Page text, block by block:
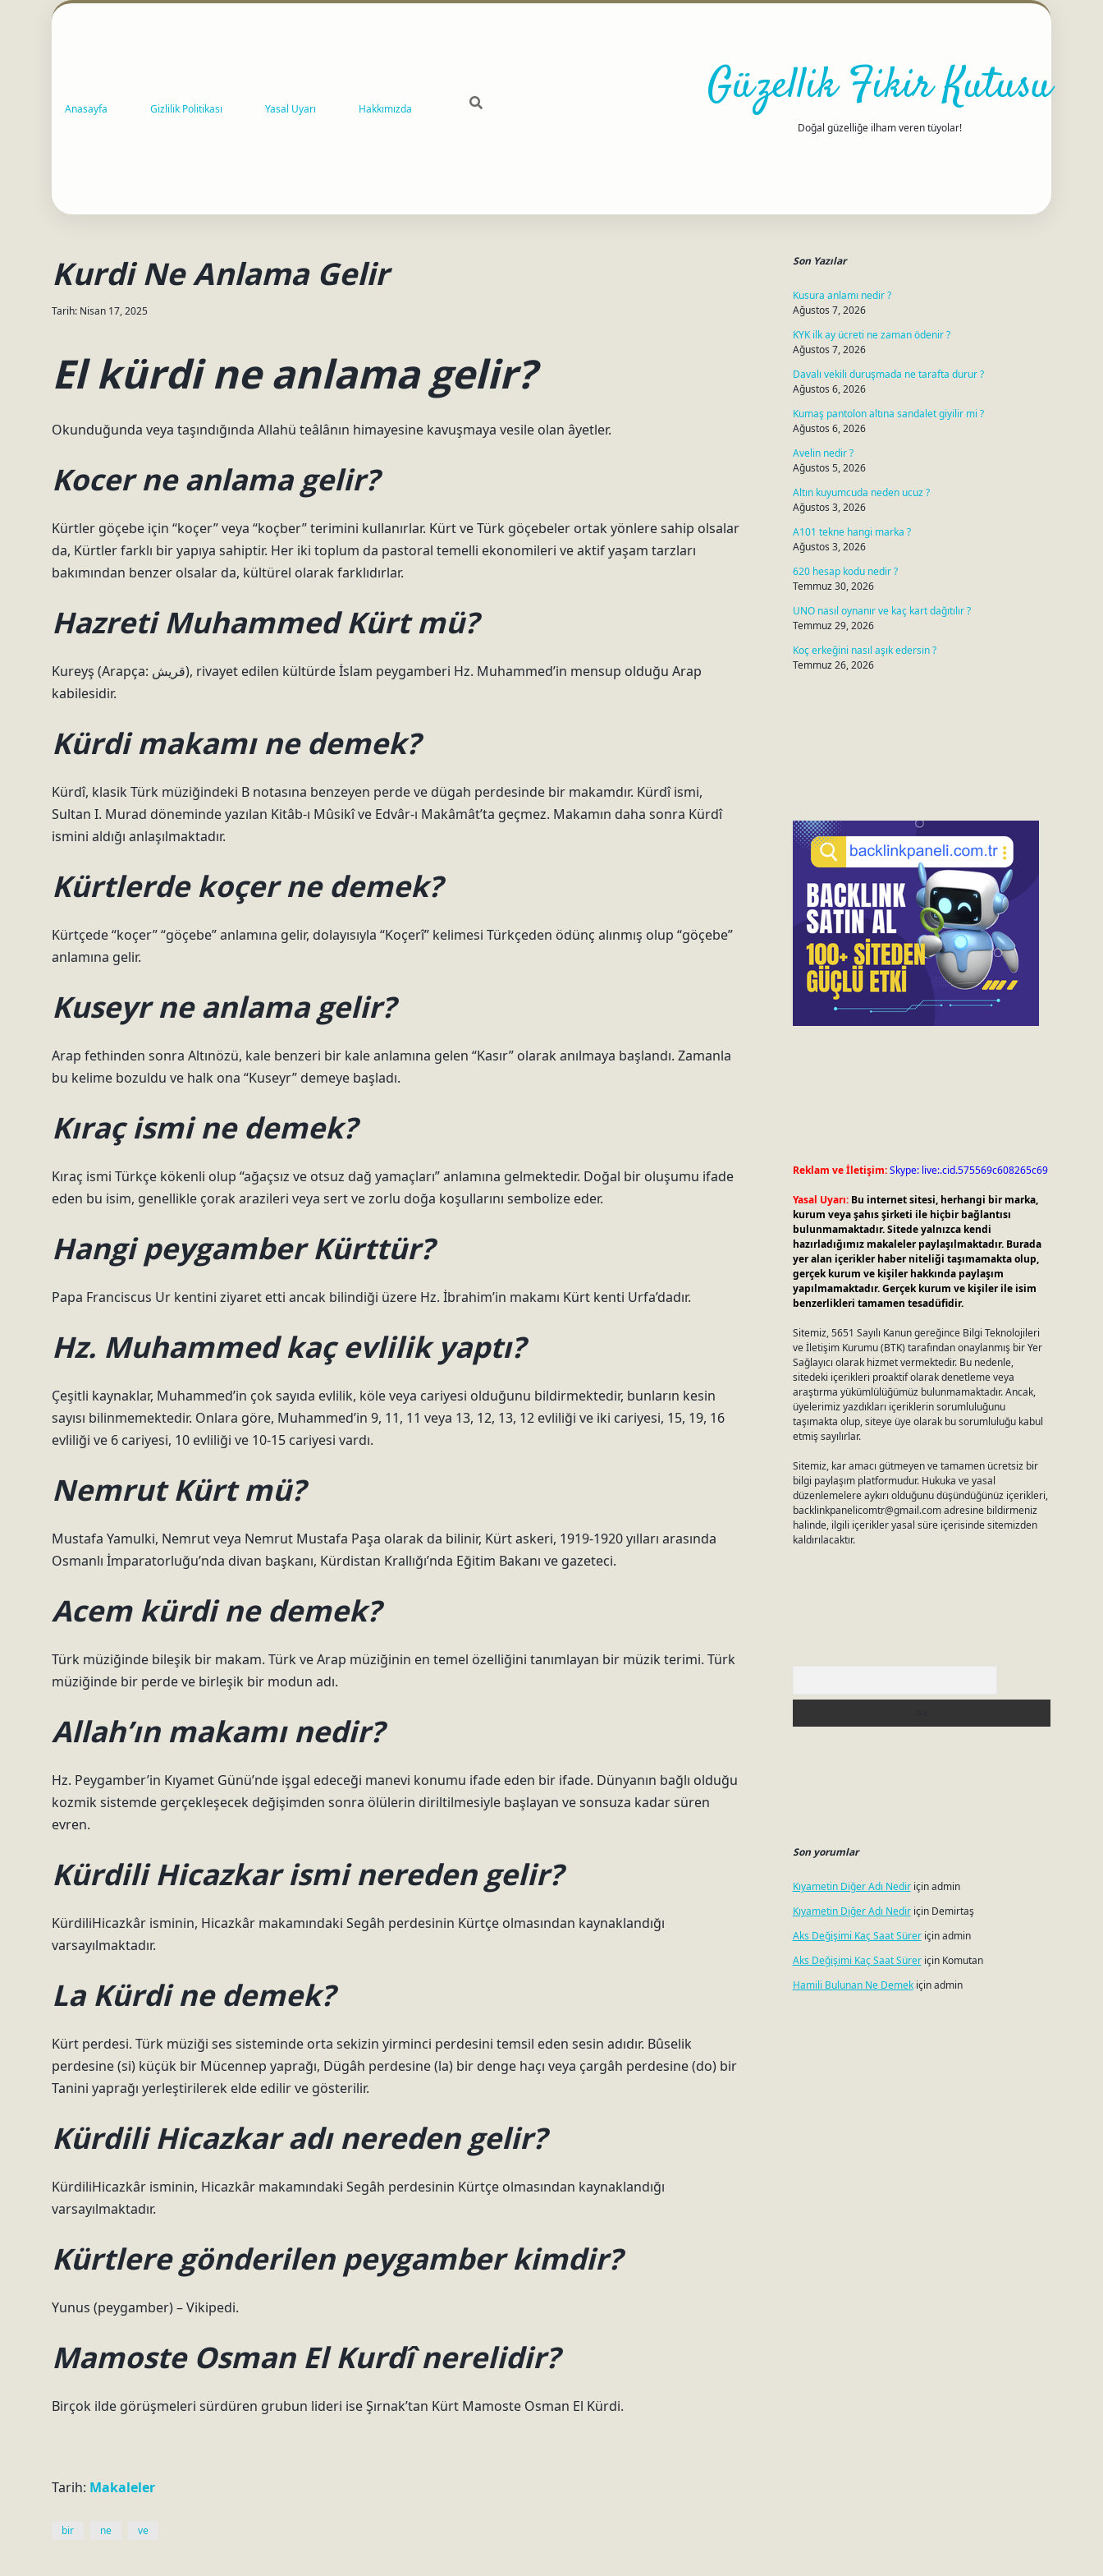
Anasayfa Gizlilik Politikası Yasal Uyarı Hakkımızda Güzellik Fikir Kutusu
Doğal güzelliğe ilham veren tüyolar!
Kurdi Ne Anlama Gelir
Tarih: Nisan 17, 2025
El kürdi ne anlama gelir?
Okunduğunda veya taşındığında Allahü teâlânın himayesine kavuşmaya vesile olan âyetler.
Kocer ne anlama gelir?
Kürtler göçebe için “koçer” veya “koçber” terimini kullanırlar. Kürt ve Türk göçebeler ortak yönlere sahip olsalar
da, Kürtler farklı bir yapıya sahiptir. Her iki toplum da pastoral temelli ekonomileri ve aktif yaşam tarzları
bakımından benzer olsalar da, kültürel olarak farklıdırlar.
Hazreti Muhammed Kürt mü?
Kureyş (Arapça: قريش), rivayet edilen kültürde İslam peygamberi Hz. Muhammed’in mensup olduğu Arap
kabilesidir.
Kürdi makamı ne demek?
Kürdî, klasik Türk müziğindeki B notasına benzeyen perde ve dügah perdesinde bir makamdır. Kürdî ismi,
Sultan I. Murad döneminde yazılan Kitâb-ı Mûsikî ve Edvâr-ı Makâmât’ta geçmez. Makamın daha sonra Kürdî
ismini aldığı anlaşılmaktadır.
Kürtlerde koçer ne demek?
Kürtçede “koçer” “göçebe” anlamına gelir, dolayısıyla “Koçerî” kelimesi Türkçeden ödünç alınmış olup “göçebe”
anlamına gelir.
Kuseyr ne anlama gelir?
Arap fethinden sonra Altınözü, kale benzeri bir kale anlamına gelen “Kasır” olarak anılmaya başlandı. Zamanla
bu kelime bozuldu ve halk ona “Kuseyr” demeye başladı.
Kıraç ismi ne demek?
Kıraç ismi Türkçe kökenli olup “ağaçsız ve otsuz dağ yamaçları” anlamına gelmektedir. Doğal bir oluşumu ifade
eden bu isim, genellikle çorak arazileri veya sert ve zorlu doğa koşullarını sembolize eder.
Hangi peygamber Kürttür?
Papa Franciscus Ur kentini ziyaret etti ancak bilindiği üzere Hz. İbrahim’in makamı Kürt kenti Urfa’dadır.
Hz. Muhammed kaç evlilik yaptı?
Çeşitli kaynaklar, Muhammed’in çok sayıda evlilik, köle veya cariyesi olduğunu bildirmektedir, bunların kesin
sayısı bilinmemektedir. Onlara göre, Muhammed’in 9, 11, 11 veya 13, 12, 13, 12 evliliği ve iki cariyesi, 15, 19, 16
evliliği ve 6 cariyesi, 10 evliliği ve 10-15 cariyesi vardı.
Nemrut Kürt mü?
Mustafa Yamulki, Nemrut veya Nemrut Mustafa Paşa olarak da bilinir, Kürt askeri, 1919-1920 yılları arasında
Osmanlı İmparatorluğu’nda divan başkanı, Kürdistan Krallığı’nda Eğitim Bakanı ve gazeteci.
Acem kürdi ne demek?
Türk müziğinde bileşik bir makam. Türk ve Arap müziğinin en temel özelliğini tanımlayan bir müzik terimi. Türk
müziğinde bir perde ve birleşik bir modun adı.
Allah’ın makamı nedir?
Hz. Peygamber’in Kıyamet Günü’nde işgal edeceği manevi konumu ifade eden bir ifade. Dünyanın bağlı olduğu
kozmik sistemde gerçekleşecek değişimden sonra ölülerin diriltilmesiyle başlayan ve sonsuza kadar süren
evren.
Kürdili Hicazkar ismi nereden gelir?
KürdiliHicazkâr isminin, Hicazkâr makamındaki Segâh perdesinin Kürtçe olmasından kaynaklandığı
varsayılmaktadır.
La Kürdi ne demek?
Kürt perdesi. Türk müziği ses sisteminde orta sekizin yirminci perdesini temsil eden sesin adıdır. Bûselik
perdesine (si) küçük bir Mücennep yaprağı, Dügâh perdesine (la) bir denge haçı veya çargâh perdesine (do) bir
Tanini yaprağı yerleştirilerek elde edilir ve gösterilir.
Kürdili Hicazkar adı nereden gelir?
KürdiliHicazkâr isminin, Hicazkâr makamındaki Segâh perdesinin Kürtçe olmasından kaynaklandığı
varsayılmaktadır.
Kürtlere gönderilen peygamber kimdir?
Yunus (peygamber) – Vikipedi.
Mamoste Osman El Kurdî nerelidir?
Birçok ilde görüşmeleri sürdüren grubun lideri ise Şırnak’tan Kürt Mamoste Osman El Kürdi.
Tarih: Makaleler
bir ne ve
Son Yazılar
Kusura anlamı nedir ?
Ağustos 7, 2026
KYK ilk ay ücreti ne zaman ödenir ?
Ağustos 7, 2026
Davalı vekili duruşmada ne tarafta durur ?
Ağustos 6, 2026
Kumaş pantolon altına sandalet giyilir mi ?
Ağustos 6, 2026
Avelin nedir ?
Ağustos 5, 2026
Altın kuyumcuda neden ucuz ?
Ağustos 3, 2026
A101 tekne hangi marka ?
Ağustos 3, 2026
620 hesap kodu nedir ?
Temmuz 30, 2026
UNO nasıl oynanır ve kaç kart dağıtılır ?
Temmuz 29, 2026
Koç erkeğini nasıl aşık edersin ?
Temmuz 26, 2026
Reklam ve İletişim:Skype: live:.cid.575569c608265c69
Yasal Uyarı: Bu internet sitesi, herhangi bir marka,
kurum veya şahıs şirketi ile hiçbir bağlantısı
bulunmamaktadır. Sitede yalnızca kendi
hazırladığımız makaleler paylaşılmaktadır. Burada
yer alan içerikler haber niteliği taşımamakta olup,
gerçek kurum ve kişiler hakkında paylaşım
yapılmamaktadır. Gerçek kurum ve kişiler ile isim
benzerlikleri tamamen tesadüfidir.
Sitemiz, 5651 Sayılı Kanun gereğince Bilgi Teknolojileri
ve İletişim Kurumu (BTK) tarafından onaylanmış bir Yer
Sağlayıcı olarak hizmet vermektedir. Bu nedenle,
sitedeki içerikleri proaktif olarak denetleme veya
araştırma yükümlülüğümüz bulunmamaktadır. Ancak,
üyelerimiz yazdıkları içeriklerin sorumluluğunu
taşımakta olup, siteye üye olarak bu sorumluluğu kabul
etmiş sayılırlar.
Sitemiz, kar amacı gütmeyen ve tamamen ücretsiz bir
bilgi paylaşım platformudur. Hukuka ve yasal
düzenlemelere aykırı olduğunu düşündüğünüz içerikleri,
backlinkpanelicomtr@gmail.comadresine bildirmeniz
halinde, ilgili içerikler yasal süre içerisinde sitemizden
kaldırılacaktır.
Son yorumlar
Kıyametin Diğer Adı Nediriçinadmin
Kıyametin Diğer Adı Nediriçin Demirtaş
Aks Değişimi Kaç Saat Süreriçinadmin
Aks Değişimi Kaç Saat Süreriçin Komutan
Hamili Bulunan Ne Demekiçinadmin